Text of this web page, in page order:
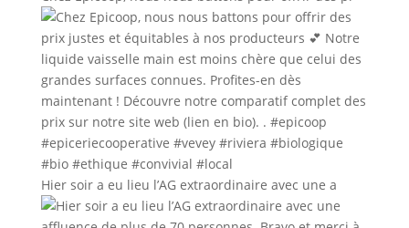
Hier soir a eu lieu l’AG extraordinaire avec une a